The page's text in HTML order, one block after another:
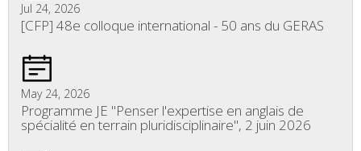
Jul 24, 2026
[CFP] 48e colloque international - 50 ans du GERAS
May 24, 2026
Programme JE "Penser l'expertise en anglais de
spécialité en terrain pluridisciplinaire", 2 juin 2026